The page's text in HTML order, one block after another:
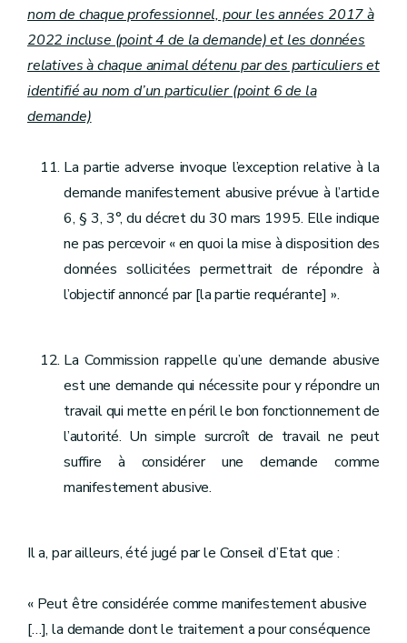
nom de chaque professionnel, pour les années 2017 à
2022 incluse (point 4 de la demande) et les données
relatives à chaque animal détenu par des particuliers et
identifié au nom d’un particulier (point 6 de la
demande)
La partie adverse invoque l’exception relative à la
demande manifestement abusive prévue à l’article
6, § 3, 3°, du décret du 30 mars 1995. Elle indique
ne pas percevoir « en quoi la mise à disposition des
données sollicitées permettrait de répondre à
l’objectif annoncé par [la partie requérante] ».
La Commission rappelle qu’une demande abusive
est une demande qui nécessite pour y répondre un
travail qui mette en péril le bon fonctionnement de
l’autorité. Un simple surcroît de travail ne peut
suffire à considérer une demande comme
manifestement abusive.
Il a, par ailleurs, été jugé par le Conseil d’Etat que :
« Peut être considérée comme manifestement abusive
[…], la demande dont le traitement a pour conséquence